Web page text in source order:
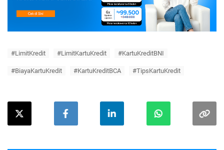
#LimitKredit #LimitKartuKredit #KartuKreditBNI
#BiayaKartuKredit #KartuKreditBCA #TipsKartuKredit